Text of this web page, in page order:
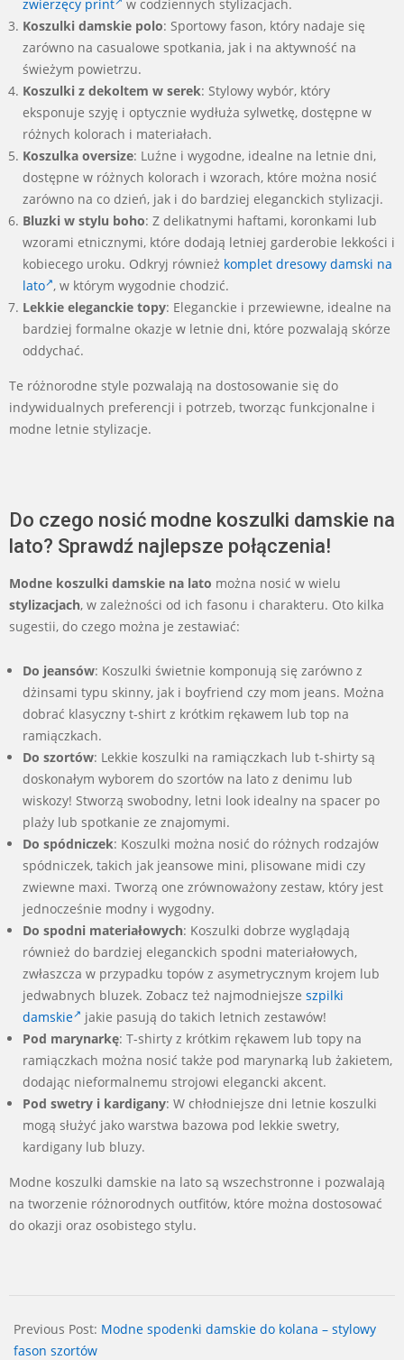
zwierzęcy print
w codziennych stylizacjach.
Koszulki damskie polo: Sportowy fason, który nadaje się
zarówno na casualowe spotkania, jak i na aktywność na
świeżym powietrzu.
Koszulki z dekoltem w serek: Stylowy wybór, który
eksponuje szyję i optycznie wydłuża sylwetkę, dostępne w
różnych kolorach i materiałach.
Koszulka oversize: Luźne i wygodne, idealne na letnie dni,
dostępne w różnych kolorach i wzorach, które można nosić
zarówno na co dzień, jak i do bardziej eleganckich stylizacji.
Bluzki w stylu boho: Z delikatnymi haftami, koronkami lub
wzorami etnicznymi, które dodają letniej garderobie lekkości i
kobiecego uroku. Odkryj również komplet dresowy damski na
lato , w którym wygodnie chodzić.
Lekkie eleganckie topy: Eleganckie i przewiewne, idealne na
bardziej formalne okazje w letnie dni, które pozwalają skórze
oddychać.
Te różnorodne style pozwalają na dostosowanie się do
indywidualnych preferencji i potrzeb, tworząc funkcjonalne i
modne letnie stylizacje.
Do czego nosić modne koszulki damskie na
lato? Sprawdź najlepsze połączenia!
Modne koszulki damskie na lato można nosić w wielu
stylizacjach, w zależności od ich fasonu i charakteru. Oto kilka
sugestii, do czego można je zestawiać:
Do jeansów: Koszulki świetnie komponują się zarówno z
dżinsami typu skinny, jak i boyfriend czy mom jeans. Można
dobrać klasyczny t-shirt z krótkim rękawem lub top na
ramiączkach.
Do szortów: Lekkie koszulki na ramiączkach lub t-shirty są
doskonałym wyborem do szortów na lato z denimu lub
wiskozy! Stworzą swobodny, letni look idealny na spacer po
plaży lub spotkanie ze znajomymi.
Do spódniczek: Koszulki można nosić do różnych rodzajów
spódniczek, takich jak jeansowe mini, plisowane midi czy
zwiewne maxi. Tworzą one zrównoważony zestaw, który jest
jednocześnie modny i wygodny.
Do spodni materiałowych: Koszulki dobrze wyglądają
również do bardziej eleganckich spodni materiałowych,
zwłaszcza w przypadku topów z asymetrycznym krojem lub
jedwabnych bluzek. Zobacz też najmodniejsze szpilki
damskie
jakie pasują do takich letnich zestawów!
Pod marynarkę: T-shirty z krótkim rękawem lub topy na
ramiączkach można nosić także pod marynarką lub żakietem,
dodając nieformalnemu strojowi elegancki akcent.
Pod swetry i kardigany: W chłodniejsze dni letnie koszulki
mogą służyć jako warstwa bazowa pod lekkie swetry,
kardigany lub bluzy.
Modne koszulki damskie na lato są wszechstronne i pozwalają
na tworzenie różnorodnych outfitów, które można dostosować
do okazji oraz osobistego stylu.
07-
12
Previous Post: Modne spodenki damskie do kolana – stylowy
fason szortów